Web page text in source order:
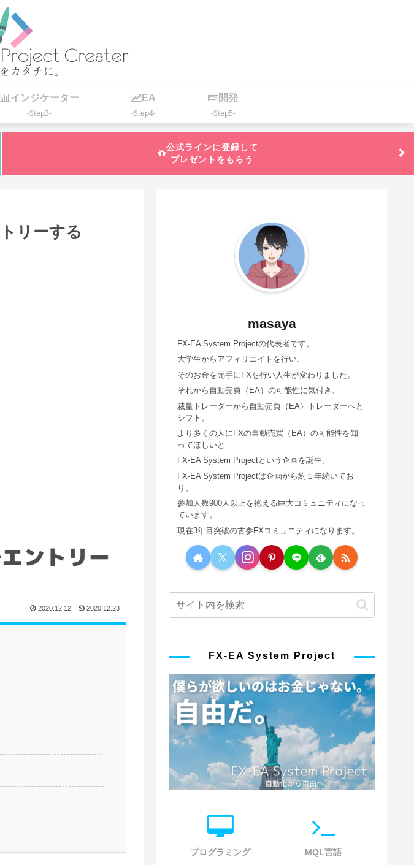
インジケーター
-Step3-
EA
-Step4-
開発
-Step5-
公式ラインに登録して
プレゼントをもらう
リーする
2020.12.12 2020.12.23
masaya
FX-EA System Projectの代表者です。
大学生からアフィリエイトを行い、
そのお金を元手にFXを行い人生が変わりました。
それから自動売買（EA）の可能性に気付き、
裁量トレーダーから自動売買（EA）トレーダーへと
シフト。
より多くの人にFXの自動売買（EA）の可能性を知
ってほしいと
FX-EA System Projectという企画を誕生。
FX-EA System Projectは企画から約１年続いてお
り、
参加人数900人以上を抱える巨大コミュニティになっ
ています。
現在3年目突破の古参FXコミュニティになります。
FX-EA System Project
プログラミング MQL言語